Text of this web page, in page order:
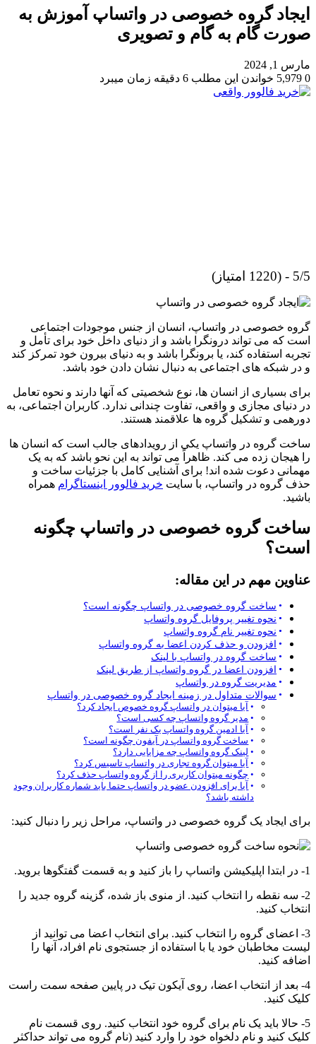
ایجاد گروه خصوصی در واتساپ آموزش به
صورت گام به گام و تصویری
مارس 1, 2024
0
خواندن این مطلب 6 دقیقه زمان میبرد
5/5 - (1220 امتیاز)
گروه خصوصی در واتساپ، انسان از جنس موجودات اجتماعی
است که می‌ تواند درونگرا باشد و از دنیای داخل خود برای تأمل و
تجربه استفاده کند، یا برونگرا باشد و به دنیای بیرون خود تمرکز کند
و در شبکه های اجتماعی به دنبال نشان دادن خود باشد.
برای بسیاری از انسان‌ ها، نوع شخصیتی که آنها دارند و نحوه تعامل
در دنیای مجازی و واقعی، تفاوت چندانی ندارد. کاربران اجتماعی، به
دورهمی و تشکیل گروه‌ ها علاقمند هستند.
ساخت گروه در واتساپ یکی از رویدادهای جالب است که انسان‌ ها
را هیجان زده می‌ کند. ظاهراً می تواند به این نحو باشد که به یک
مهمانی دعوت شده‌ اند! برای آشنایی کامل با جزئیات ساخت و
حذف گروه در واتساپ، با سایت خرید فالوور اینستاگرام همراه
باشید.
ساخت‌ گروه خصوصی در واتساپ چگونه
است؟
عناوین مهم در این مقاله:
ساخت‌ گروه خصوصی در واتساپ چگونه است؟
نحوه تغییر پروفایل گروه واتساپ
نحوه تغییر نام گروه واتساپ
افزودن و حذف کردن اعضا به گروه واتساپ
ساخت گروه در واتساپ با لینک
افزودن اعضا در گروه واتساپ از طریق لینک
مدیریت گروه در واتساپ
سوالات متداول در زمینه ایجاد گروه خصوصی در واتساپ
آیا میتوان در واتساپ گروه خصوص ایجاد کرد؟
مدیر گروه واتساپ چه کسی است؟
آیا ادمین گروه واتساپ یک نفر است؟
ساخت گروه واتساپ در آیفون چگونه است؟
لینک گروه واتساپ چه مزایایی دارد؟
آیا میتوان گروه تجاری در واتساپ تاسیس کرد؟
چگونه میتوان کاربری را از گروه واتساپ حذف کرد؟
آیا برای افزودن عضو در واتساپ حتما باید شماره کاربران وجود
داشته باشد؟
برای ایجاد یک گروه خصوصی در واتساپ، مراحل زیر را دنبال کنید:
1- در ابتدا اپلیکیشن واتساپ را باز کنید و به قسمت گفتگوها بروید.
2- سه نقطه را انتخاب کنید. از منوی باز شده، گزینه گروه جدید را
انتخاب کنید.
3- اعضای گروه را انتخاب کنید. برای انتخاب اعضا می توانید از
لیست مخاطبان خود یا با استفاده از جستجوی نام افراد، آنها را
اضافه کنید.
4- بعد از انتخاب اعضا، روی آیکون تیک در پایین صفحه سمت راست
کلیک کنید.
5- حالا باید یک نام برای گروه خود انتخاب کنید. روی قسمت نام
کلیک کنید و نام دلخواه خود را وارد کنید (نام گروه می‌ تواند حداکثر